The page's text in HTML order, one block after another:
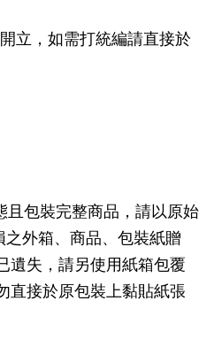
立，如需打統編請直接於
且包裝完整商品，請以原始
外箱、商品、包裝紙贈
遺失，請另使用紙箱包覆
直接於原包裝上黏貼紙張